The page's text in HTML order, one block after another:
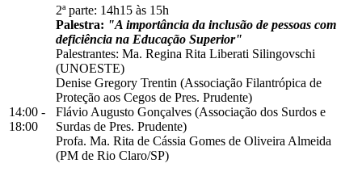
14:00 -
18:00
2ª parte: 14h15 às 15h
Palestra: "A importância da inclusão de pessoas com
deficiência na Educação Superior"
Palestrantes: Ma. Regina Rita Liberati Silingovschi
(UNOESTE)
Denise Gregory Trentin (Associação Filantrópica de
Proteção aos Cegos de Pres. Prudente)
Flávio Augusto Gonçalves (Associação dos Surdos e
Surdas de Pres. Prudente)
Profa. Ma. Rita de Cássia Gomes de Oliveira Almeida
(PM de Rio Claro/SP)